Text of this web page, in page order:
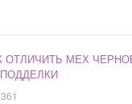
ОТЛИЧИТЬ МЕХ